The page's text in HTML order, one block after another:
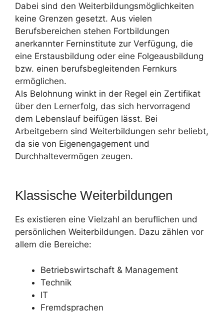
Dabei sind den Weiterbildungsmöglichkeiten
keine Grenzen gesetzt. Aus vielen
Berufsbereichen stehen Fortbildungen
anerkannter Ferninstitute zur Verfügung, die
eine Erstausbildung oder eine Folgeausbildung
bzw. einen berufsbegleitenden Fernkurs
ermöglichen.
Als Belohnung winkt in der Regel ein Zertifikat
über den Lernerfolg, das sich hervorragend
dem Lebenslauf beifügen lässt. Bei
Arbeitgebern sind Weiterbildungen sehr beliebt,
da sie von Eigenengagement und
Durchhaltevermögen zeugen.
Klassische Weiterbildungen
Es existieren eine Vielzahl an beruflichen und
persönlichen Weiterbildungen. Dazu zählen vor
allem die Bereiche:
Betriebswirtschaft & Management
Technik
IT
Fremdsprachen